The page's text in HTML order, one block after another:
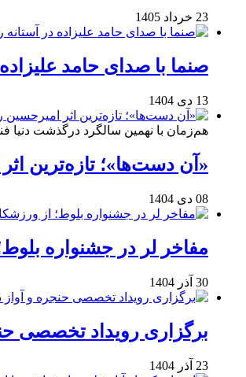
23 خرداد 1405
صنما با صدای حامد
13 دی 1404
هم‌زمان با نهمین سالگرد درگذشت دنیا
«آن دست‌ها»؛ تازه‌ترین
08 دی 1404
مفاخر لر در جشنواره
30 آذر 1404
برگزاری رویداد تخصصی
23 آذر 1404